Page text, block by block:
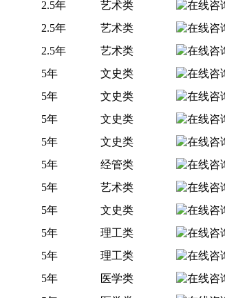
2.5年
艺术类
2.5年
艺术类
2.5年
艺术类
5年
文史类
5年
文史类
5年
文史类
5年
文史类
5年
经管类
5年
艺术类
5年
文史类
5年
理工类
5年
理工类
5年
医学类